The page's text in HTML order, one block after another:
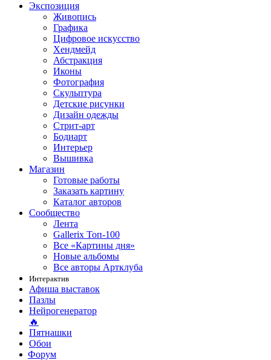
Экспозиция
Живопись
Графика
Цифровое искусство
Хендмейд
Абстракция
Иконы
Фотография
Скульптура
Детские рисунки
Дизайн одежды
Стрит-арт
Бодиарт
Интерьер
Вышивка
Магазин
Готовые работы
Заказать картину
Каталог авторов
Сообщество
Лента
Gallerix Топ-100
Все «Картины дня»
Новые альбомы
Все авторы Артклуба
Интерактив
Афиша выставок
Пазлы
Нейрогенератор
🔥
Пятнашки
Обои
Форум